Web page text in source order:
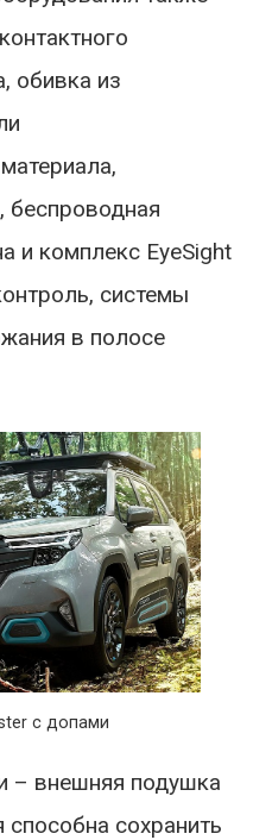
обивка из
беспроводная
и комплекс EyeSight
системы
в полосе
с допами
– внешняя подушка
способна сохранить